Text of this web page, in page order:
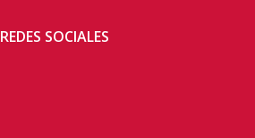
REDES SOCIALES